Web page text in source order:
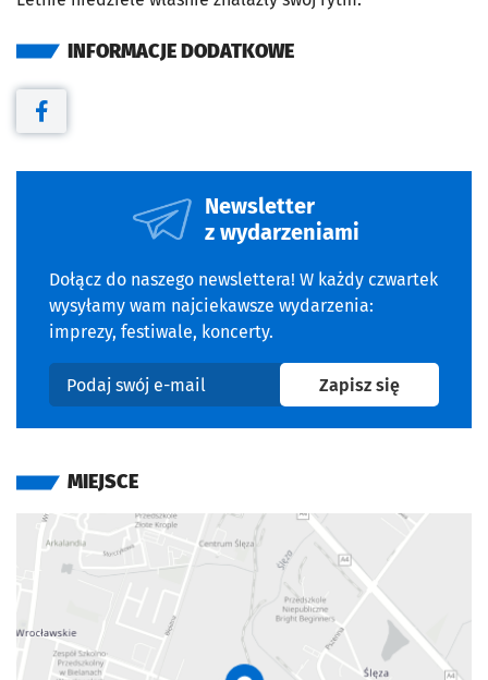
INFORMACJE DODATKOWE
Otwiera się w nowej karcie
Newsletter
z wydarzeniami
Dołącz do naszego newslettera! W każdy czwartek
wysyłamy wam najciekawsze wydarzenia:
imprezy, festiwale, koncerty.
Podaj swój e-mail
Zapisz sięna
MIEJSCE